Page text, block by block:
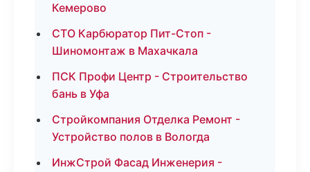
Кемерово
СТО Карбюратор Пит-Стоп -
Шиномонтаж в Махачкала
ПСК Профи Центр - Строительство
бань в Уфа
Стройкомпания Отделка Ремонт -
Устройство полов в Вологда
ИнжСтрой Фасад Инженерия -